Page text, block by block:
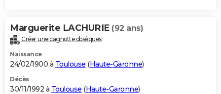
Marguerite LACHURIE (92 ans)
Créer une cagnotte obsèques
Naissance
24/02/1900 à Toulouse (Haute-Garonne)
Décès
30/11/1992 à Toulouse (Haute-Garonne)